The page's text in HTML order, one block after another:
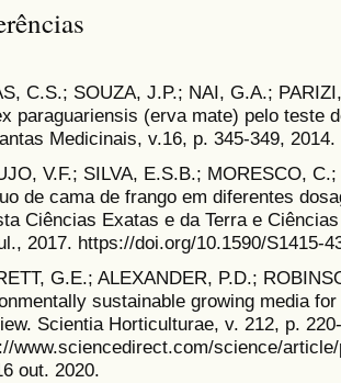
C.S.; SOUZA, J.P.; NAI, G.A.;
paraguariensis (erva mate) pelo teste
Medicinais, v.16, p. 345-349, 2014.
V.F.; SILVA, E.S.B.; MORESCO,
de cama de frango em diferentes
Ciências Exatas e da Terra e
2017. https://doi.org/10.1590/S1415-
G.E.; ALEXANDER, P.D.;
sustainable growing media
Scientia Horticulturae, v. 212, p.
www.sciencedirect.com/science/
out. 2020.